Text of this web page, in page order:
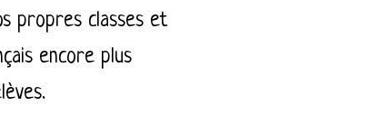
propres classes et
encore plus